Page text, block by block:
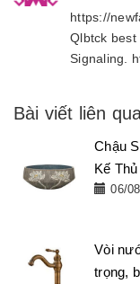
https://
Qlbtck best
Signaling.
Bài viết liên
Chậu
Kế
06/
Vòi
trọng,